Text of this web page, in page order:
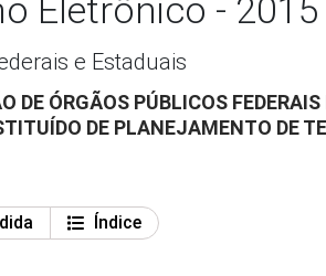
Eletrônico - 2015
e Estaduais
DE ÓRGÃOS PÚBLICOS
DE PLANEJAMENTO DE
Índice